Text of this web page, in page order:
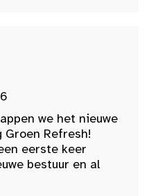
we het nieuwe
Refresh!
eerste keer
bestuur en al